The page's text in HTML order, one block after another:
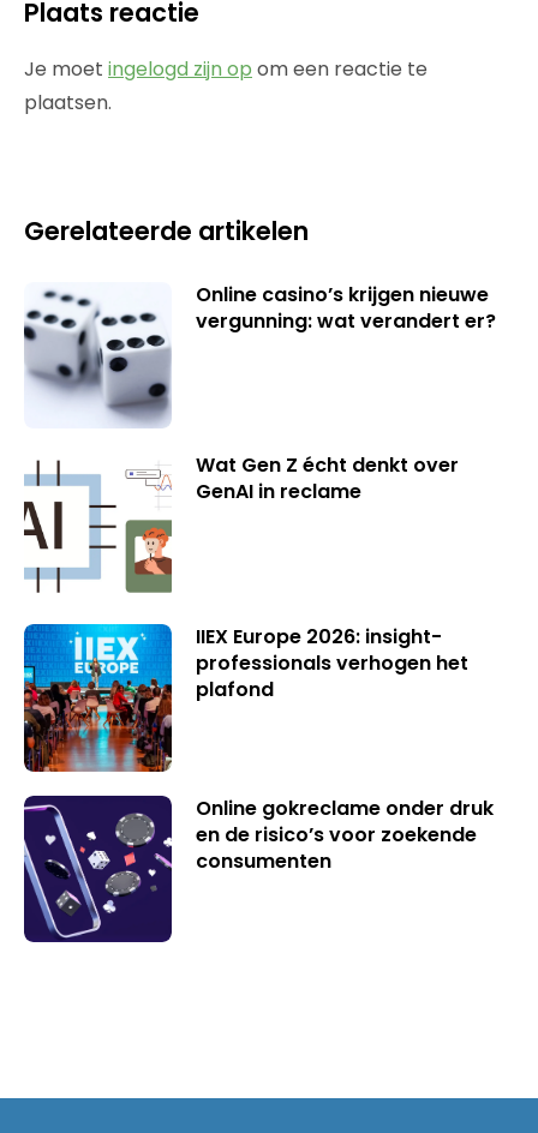
Plaats reactie
Je moet ingelogd zijn op om een reactie te
plaatsen.
Gerelateerde artikelen
Online casino’s krijgen nieuwe
vergunning: wat verandert er?
Wat Gen Z écht denkt over
GenAI in reclame
IIEX Europe 2026: insight-
professionals verhogen het
plafond
Online gokreclame onder druk
en de risico’s voor zoekende
consumenten